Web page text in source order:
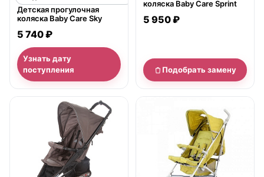
Детская прогулочная
коляска Baby Care Sky
5 740 ₽
Узнать дату
поступления
коляска Baby Care Sprint
5 950 ₽
Подобрать замену